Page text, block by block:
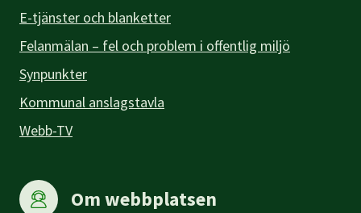
E-tjänster och blanketter
Felanmälan – fel och problem i offentlig miljö
Synpunkter
Kommunal anslagstavla
Webb-TV
Om webbplatsen